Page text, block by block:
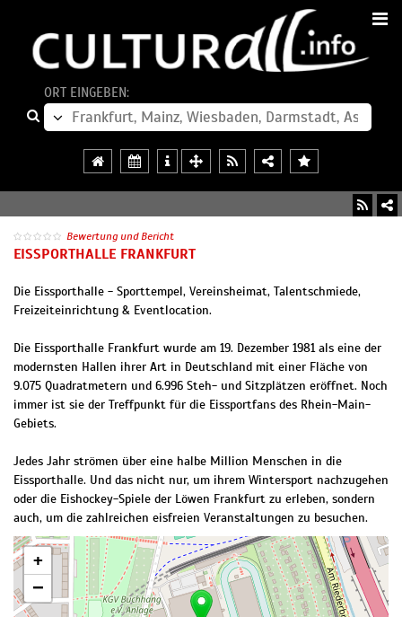
ORT EINGEBEN:
Bewertung und Bericht
EISSPORTHALLE FRANKFURT
Die Eissporthalle - Sporttempel, Vereinsheimat, Talentschmiede,
Freizeiteinrichtung & Eventlocation.
Die Eissporthalle Frankfurt wurde am 19. Dezember 1981 als eine der
modernsten Hallen ihrer Art in Deutschland mit einer Fläche von
9.075 Quadratmetern und 6.996 Steh- und Sitzplätzen eröffnet. Noch
immer ist sie der Treffpunkt für die Eissportfans des Rhein-Main-
Gebiets.
Jedes Jahr strömen über eine halbe Million Menschen in die
Eissporthalle. Und das nicht nur, um ihrem Wintersport nachzugehen
oder die Eishockey-Spiele der Löwen Frankfurt zu erleben, sondern
auch, um die zahlreichen eisfreien Veranstaltungen zu besuchen.
+
−